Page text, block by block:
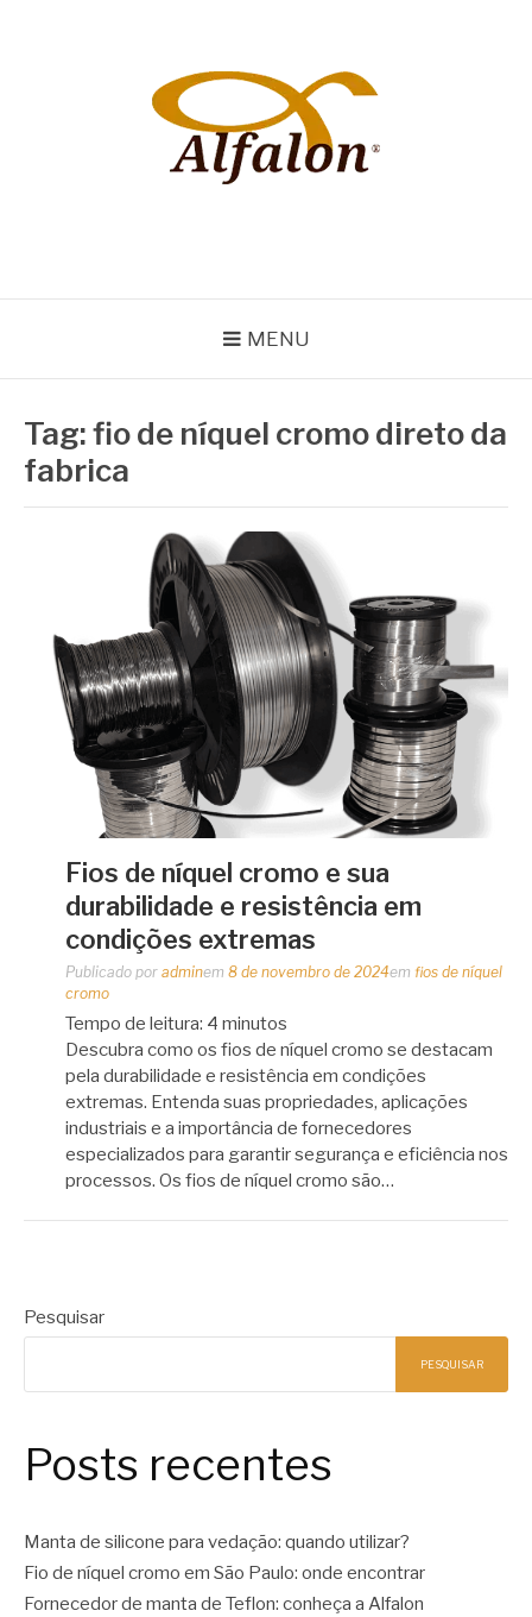
MENU
Tag:fio de níquel cromo direto da
fabrica
Fios de níquel cromo e sua
durabilidade e resistência em
condições extremas
Publicado por adminem 8 de novembro de 2024em fios de níquel
cromo
Tempo de leitura: 4 minutos
Descubra como os fios de níquel cromo se destacam
pela durabilidade e resistência em condições
extremas. Entenda suas propriedades, aplicações
industriais e a importância de fornecedores
especializados para garantir segurança e eficiência nos
processos. Os fios de níquel cromo são…
Pesquisar
PESQUISAR
Posts recentes
Manta de silicone para vedação: quando utilizar?
Fio de níquel cromo em São Paulo: onde encontrar
Fornecedor de manta de Teflon: conheça a Alfalon